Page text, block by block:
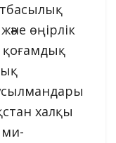
өңірлік
қоғамдық
халқы